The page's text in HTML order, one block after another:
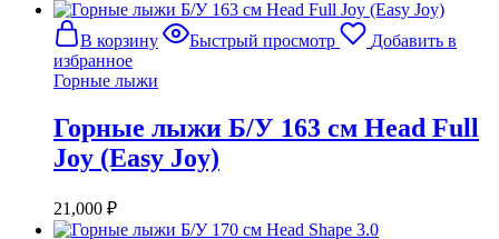
В корзину Быстрый просмотр
Добавить в
избранное
Горные лыжи
Горные лыжи Б/У 163 см Head Full
Joy (Easy Joy)
21,000 ₽